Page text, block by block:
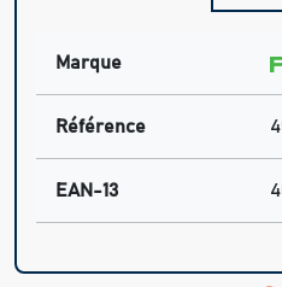
Marque
Référence
EAN-13